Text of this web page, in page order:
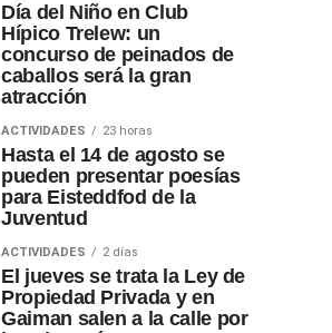
Día del Niño en Club
Hípico Trelew: un
concurso de peinados de
caballos será la gran
atracción
ACTIVIDADES 23 horas
Hasta el 14 de agosto se
pueden presentar poesías
para Eisteddfod de la
Juventud
ACTIVIDADES 2 días
El jueves se trata la Ley de
Propiedad Privada y en
Gaiman salen a la calle por